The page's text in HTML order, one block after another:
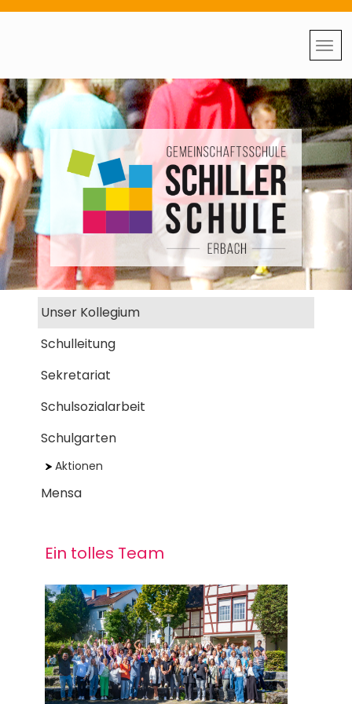
Unser Kollegium
Schulleitung
Sekretariat
Schulsozialarbeit
Schulgarten
Aktionen
Mensa
Ein tolles Team